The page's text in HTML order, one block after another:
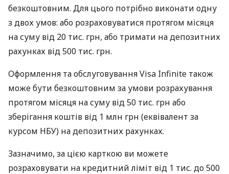
безкоштовним. Для цього потрібно виконати одну
з двох умов: або розраховуватися протягом місяця
на суму від 20 тис. грн, або тримати на депозитних
рахунках від 500 тис. грн.
Оформлення та обслуговування Visa Infinite також
може бути безкоштовним за умови розрахування
протягом місяця на суму від 50 тис. грн або
зберігання коштів від 1 млн грн (еквівалент за
курсом НБУ) на депозитних рахунках.
Зазначимо, за цією карткою ви можете
розраховувати на кредитний ліміт від 1 тис. до 500